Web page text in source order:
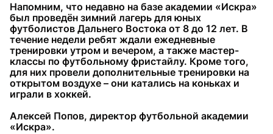
Напомним, что недавно на базе академии «Искра»
был проведён зимний лагерь для юных
футболистов Дальнего Востока от 8 до 12 лет. В
течение недели ребят ждали ежедневные
тренировки утром и вечером, а также мастер-
классы по футбольному фристайлу. Кроме того,
для них провели дополнительные тренировки на
открытом воздухе – они катались на коньках и
играли в хоккей.
Алексей Попов, директор футбольной академии
«Искра».